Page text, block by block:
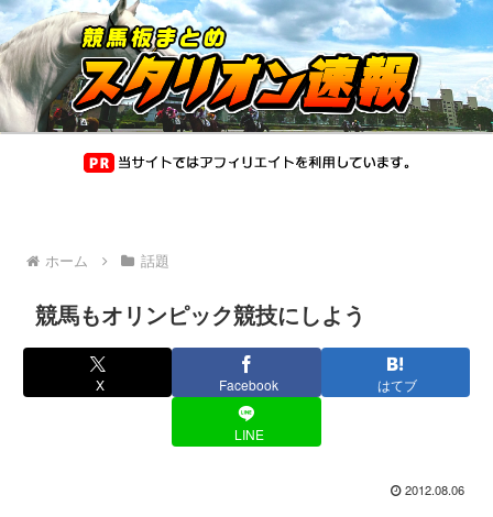
ホーム 話題
競馬もオリンピック競技にしよう
X Facebook はてブ
LINE
2012.08.06